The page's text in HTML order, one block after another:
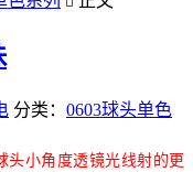
分类： 0603球头单色
头小角度透镜光线射的更